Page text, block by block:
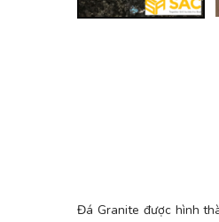
Đá Granite được hình